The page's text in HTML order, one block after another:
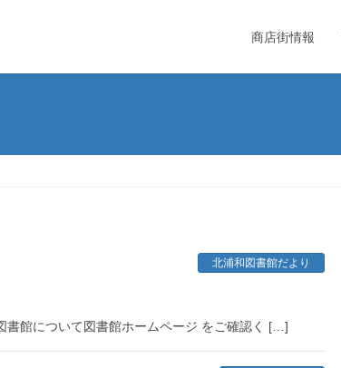
商店街情報
北浦和図書館だより
書館について図書館ホームページ をご確認く […]